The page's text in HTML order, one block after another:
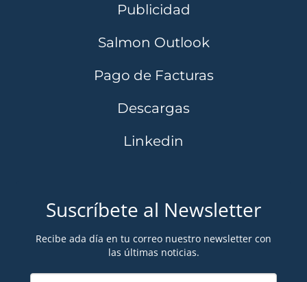
Publicidad
Salmon Outlook
Pago de Facturas
Descargas
Linkedin
Suscríbete al Newsletter
Recibe ada día en tu correo nuestro newsletter con
las últimas noticias.